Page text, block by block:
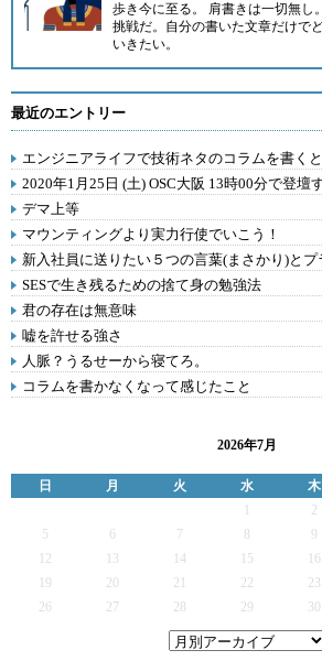
歩き今に至る。 肩書きは一切無し
挑戦だ。自分の書いた文章だけで
いきたい。
最近のエントリー
エンジニアライフで技術ネタのコラムを書く
2020年1月25日 (土) OSC大阪 13時00分で登壇
デマ上等
マウンティングより実力行使でいこう！
新入社員に送りたい５つの言葉(まさかり)と
SESで生き残るための捨て身の勉強法
君の存在は無意味
嘘を許せる強さ
人脈？うるせーから寝てろ。
コラムを書かなくなって感じたこと
2026年7月
日 月 火 水 木
2
5
6 7 9
12
13 14 15 16
19
20 21 22 23
26
27 28 29 30